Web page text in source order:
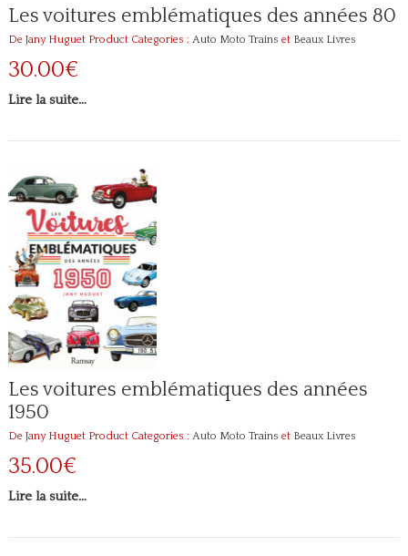
Les voitures emblématiques des années 80
De Jany HuguetProduct Categories : Auto Moto Trains et Beaux Livres
30.00€
Lire la suite…
Les voitures emblématiques des années
1950
De Jany HuguetProduct Categories : Auto Moto Trains et Beaux Livres
35.00€
Lire la suite…